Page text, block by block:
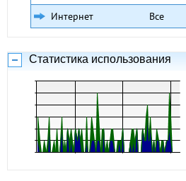
Интернет
Все
Статистика использования